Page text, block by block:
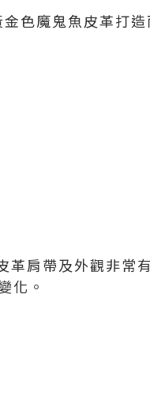
魔鬼魚皮革打造
肩帶及外觀非常
化。